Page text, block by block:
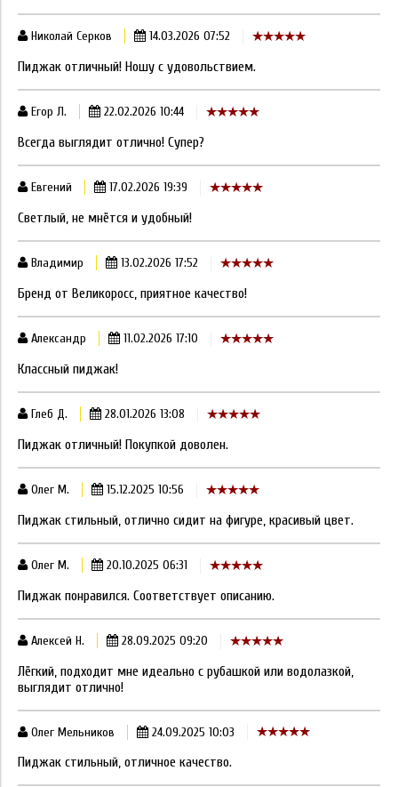
Николай Серков 14.03.2026 07:52
Пиджак отличный! Ношу с удовольствием.
Егор Л. 22.02.2026 10:44
Всегда выглядит отлично! Супер?
Евгений 17.02.2026 19:39
Светлый, не мнётся и удобный!
Владимир 13.02.2026 17:52
Бренд от Великоросс, приятное качество!
Александр 11.02.2026 17:10
Классный пиджак!
Глеб Д. 28.01.2026 13:08
Пиджак отличный! Покупкой доволен.
Олег М. 15.12.2025 10:56
Пиджак стильный, отлично сидит на фигуре, красивый цвет.
Олег М. 20.10.2025 06:31
Пиджак понравился. Соответствует описанию.
Алексей Н. 28.09.2025 09:20
Лёгкий, подходит мне идеально с рубашкой или водолазкой,
выглядит отлично!
Олег Мельников 24.09.2025 10:03
Пиджак стильный, отличное качество.